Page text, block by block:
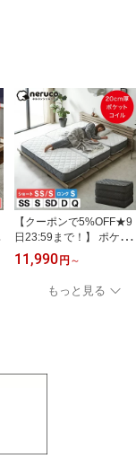
【クーポンで5%OFF★9
日23:59まで！】 ポケッ
トコイルマットレス 三つ
折り 極厚20cm セミシン
グル シングル セミダブ
ル ダブル クイーン 高密
11,990円 ～
もっと見る